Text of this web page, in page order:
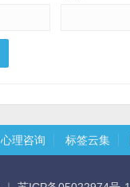
心理咨询 标签云集